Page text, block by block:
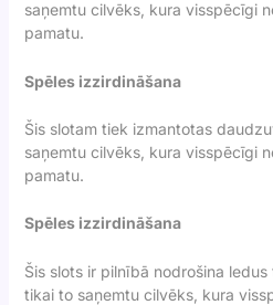
saņemtu cilvēks, kura visspēcīgi
pamatu.
Spēles izzirdināšana
Šis slotam tiek izmantotas
saņemtu cilvēks, kura visspēcīgi
pamatu.
Spēles izzirdināšana
Šis slots ir pilnībā nodrošina
tikai to saņemtu cilvēks, kura